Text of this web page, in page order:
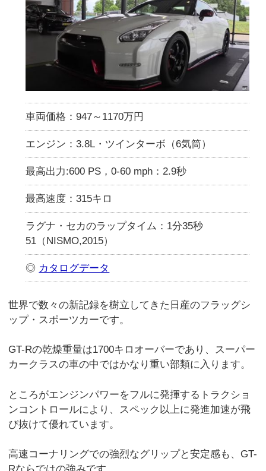
車両価格：947～1170万円
エンジン：3.8L・ツインターボ（6気筒）
最高出力:600 PS，0-60 mph：2.9秒
最高速度：315キロ
ラグナ・セカのラップタイム：1分35秒
51（NISMO,2015）
◎ カタログデータ
世界で数々の新記録を樹立してきた日産のフラッグシ
ップ・スポーツカーです。
GT-Rの乾燥重量は1700キロオーバーであり、スーパー
カークラスの車の中ではかなり重い部類に入ります。
ところがエンジンパワーをフルに発揮するトラクショ
ンコントロールにより、スペック以上に発進加速が飛
び抜けて優れています。
高速コーナリングでの強烈なグリップと安定感も、GT-